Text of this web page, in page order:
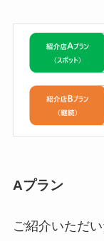
Aプラン
ご紹介いただ